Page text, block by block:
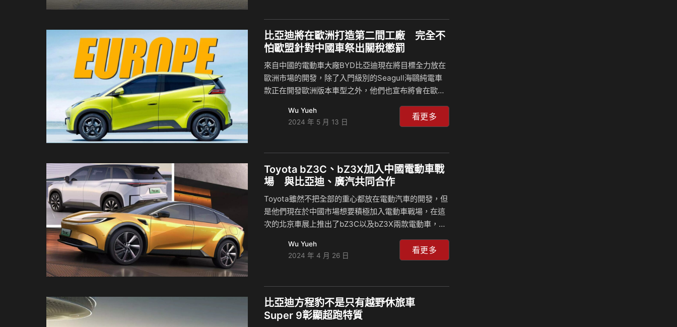
Pickup車型的喜愛是台灣人難以理解的，而比亞迪推出
了Shark可以看到大量福特F-150 Lightning的設計風
格，引人注目的水箱護罩，兩側垂直式的頭燈，還有把
似，雖然…
比亞迪將在歐洲打造第二間工廠 完全不
怕歐盟針對中國車祭出關稅懲罰
來自中國的電動車大廠BYD比亞迪現在將目標全力放在
歐洲市場的開發，除了入門級別的Seagull海鷗純電車
款正在開發歐洲版本車型之外，他們也宣布將會在歐洲
在匈牙利，但第二間工廠的位置尚未公布，在這家工廠
投入營運之後，比亞迪希望在2030年成為歐洲市場最大
出懲罰性的關稅，但這依舊不影響各個品牌前往歐洲市
場扎根發展，像是BYD比亞迪在歐洲已經有了一間汽車
組裝廠，該工廠位置設置在匈牙利Szeged，但是為了
在歐洲建立第二家汽車工廠，並且計劃推出歐洲版本的
Se…
Wu Yueh
2024 年 5 月 13 日
看更多
Toyota bZ3C、bZ3X加入中國電動車戰
場 與比亞迪、廣汽共同合作
Toyota雖然不把全部的重心都放在電動汽車的開發，但
是他們現在於中國市場想要積極加入電動車戰場，在這
次的北京車展上推出了bZ3C以及bZ3X兩款電動車，這
以及bZ FlexSpace Concept概念車款，而且兩輛車還
分別與不同的品牌合作開發，前者是BYD比亞迪，後者
出。 有鑑於中國是現在世界上最重要的純電動車市場，
要在這邊發展首重的就是電動車，但是在競爭激烈的狀
況之下，所有人都想要找尋合作夥伴共同發展，就連全
Wu Yueh
2024 年 4 月 26 日
看更多
比亞迪方程豹不是只有越野休旅車
Super 9彰顯超跑特質